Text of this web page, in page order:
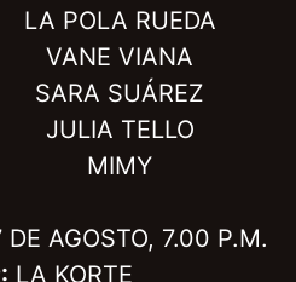
RUEDA
VIANA
TELLO
DE AGOSTO, 7.00 P.M.
LA KORTE